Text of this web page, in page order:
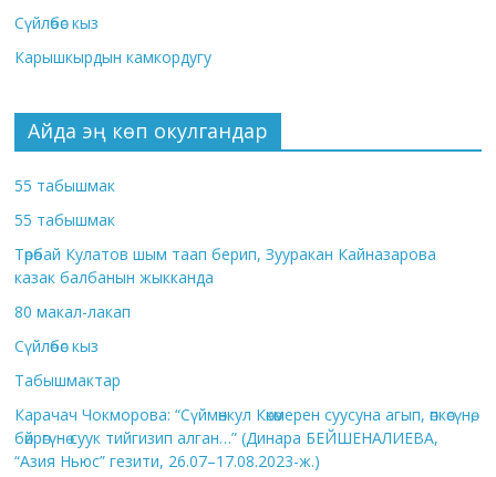
Сүйлөбөс кыз
Карышкырдын камкордугу
Айда эң көп окулгандар
55 табышмак
55 табышмак
Төрөбай Кулатов шым таап берип, Зууракан Кайназарова
казак балбанын жыкканда
80 макал-лакап
Сүйлөбөс кыз
Табышмактар
Карачач Чокморова: “Сүймөнкул Көкөмерен суусуна агып, өпкөсүнө,
бөйрөгүнө суук тийгизип алган…” (Динара БЕЙШЕНАЛИЕВА,
“Азия Ньюс” гезити, 26.07–17.08.2023-ж.)